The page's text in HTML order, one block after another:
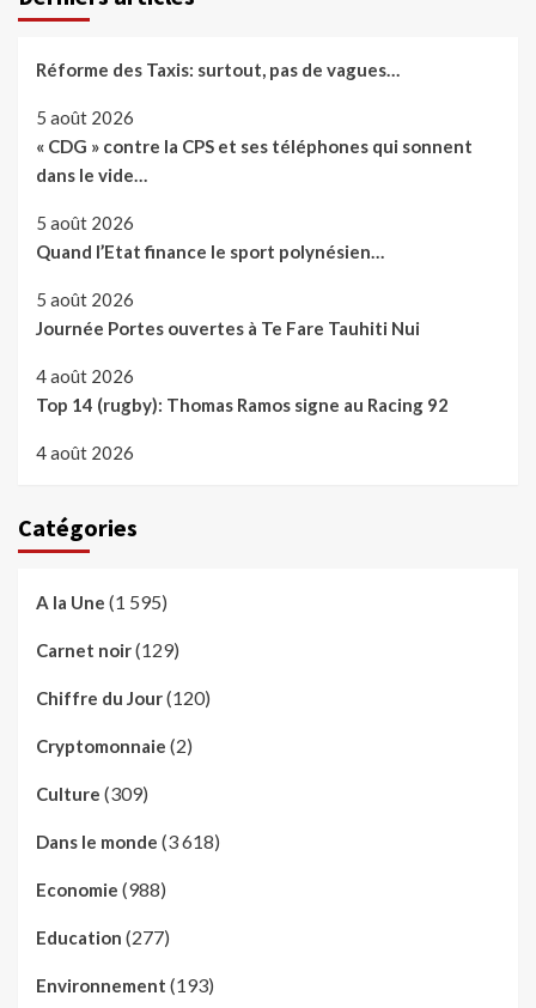
Réforme des Taxis: surtout, pas de vagues…
5 août 2026
« CDG » contre la CPS et ses téléphones qui sonnent
dans le vide…
5 août 2026
Quand l’Etat finance le sport polynésien…
5 août 2026
Journée Portes ouvertes à Te Fare Tauhiti Nui
4 août 2026
Top 14 (rugby): Thomas Ramos signe au Racing 92
4 août 2026
Catégories
A la Une (1 595)
Carnet noir(129)
Chiffre du Jour(120)
Cryptomonnaie (2)
Culture (309)
Dans le monde (3 618)
Economie (988)
Education (277)
Environnement (193)